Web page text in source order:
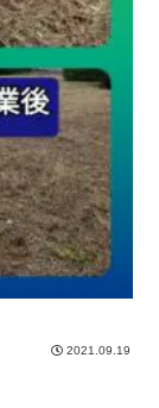
2021.09.19